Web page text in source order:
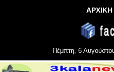
ΑΡΧΙΚΗ
Πέμπτη, 6